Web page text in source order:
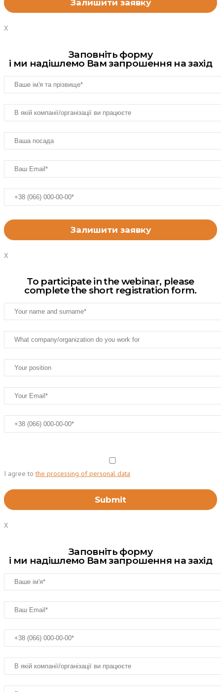
X
Заповніть форму
і ми надішлемо Вам запрошення на захід
X
To participate in the webinar, please
complete the short registration form.
I agree tothe processing of personal data
X
Заповніть форму
і ми надішлемо Вам запрошення на захід